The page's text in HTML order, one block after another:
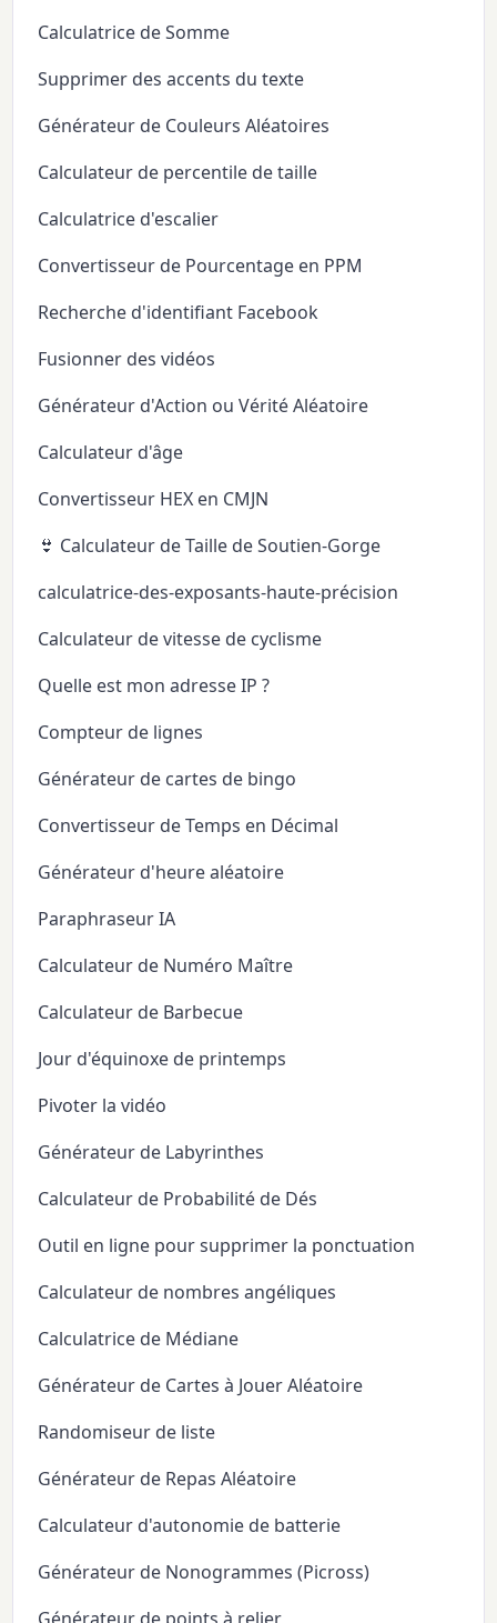
Calculatrice de Somme
Supprimer des accents du texte
Générateur de Couleurs Aléatoires
Calculateur de percentile de taille
Calculatrice d'escalier
Convertisseur de Pourcentage en PPM
Recherche d'identifiant Facebook
Fusionner des vidéos
Générateur d'Action ou Vérité Aléatoire
Calculateur d'âge
Convertisseur HEX en CMJN
👙 Calculateur de Taille de Soutien-Gorge
calculatrice-des-exposants-haute-précision
Calculateur de vitesse de cyclisme
Quelle est mon adresse IP ?
Compteur de lignes
Générateur de cartes de bingo
Convertisseur de Temps en Décimal
Générateur d'heure aléatoire
Paraphraseur IA
Calculateur de Numéro Maître
Calculateur de Barbecue
Jour d'équinoxe de printemps
Pivoter la vidéo
Générateur de Labyrinthes
Calculateur de Probabilité de Dés
Outil en ligne pour supprimer la ponctuation
Calculateur de nombres angéliques
Calculatrice de Médiane
Générateur de Cartes à Jouer Aléatoire
Randomiseur de liste
Générateur de Repas Aléatoire
Calculateur d'autonomie de batterie
Générateur de Nonogrammes (Picross)